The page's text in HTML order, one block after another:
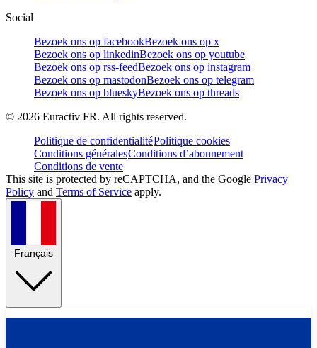
Social
Bezoek ons op facebookBezoek ons op x
Bezoek ons op linkedinBezoek ons op youtube
Bezoek ons op rss-feedBezoek ons op instagram
Bezoek ons op mastodonBezoek ons op telegram
Bezoek ons op blueskyBezoek ons op threads
© 2026 Euractiv FR. All rights reserved.
Politique de confidentialitéPolitique cookies
Conditions généralesConditions d’abonnement
Conditions de vente
This site is protected by reCAPTCHA, and the Google Privacy
Policy and Terms of Service apply.
Français